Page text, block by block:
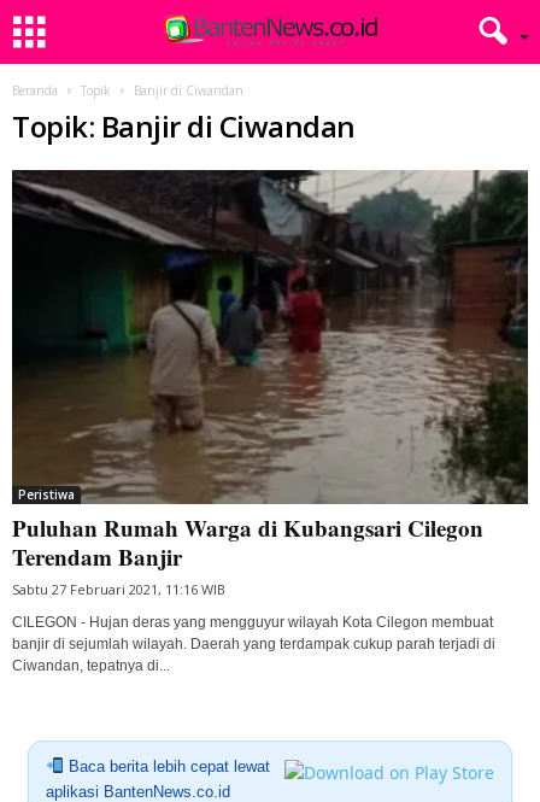
Beranda Topik Banjir di Ciwandan
Topik: Banjir di Ciwandan
Peristiwa
Puluhan Rumah Warga di Kubangsari Cilegon
Terendam Banjir
Sabtu 27 Februari 2021, 11:16 WIB
CILEGON - Hujan deras yang mengguyur wilayah Kota Cilegon membuat
banjir di sejumlah wilayah. Daerah yang terdampak cukup parah terjadi di
Ciwandan, tepatnya di...
Baca berita lebih cepat lewat
aplikasi BantenNews.co.id